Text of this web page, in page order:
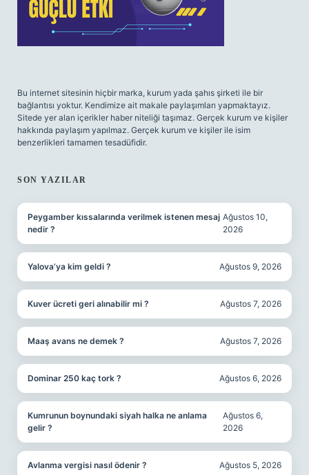
Bu internet sitesinin hiçbir marka, kurum yada şahıs şirketi ile bir
bağlantısı yoktur. Kendimize ait makale paylaşımları yapmaktayız.
Sitede yer alan içerikler haber niteliği taşımaz. Gerçek kurum ve kişiler
hakkında paylaşım yapılmaz. Gerçek kurum ve kişiler ile isim
benzerlikleri tamamen tesadüfidir.
SON YAZILAR
Peygamber kıssalarında verilmek istenen mesaj
nedir ?
Ağustos 10,
2026
Yalova’ya kim geldi ? Ağustos 9, 2026
Kuver ücreti geri alınabilir mi ? Ağustos 7, 2026
Maaş avans ne demek ? Ağustos 7, 2026
Dominar 250 kaç tork ? Ağustos 6, 2026
Kumrunun boynundaki siyah halka ne anlama
gelir ?
Ağustos 6,
2026
Avlanma vergisi nasıl ödenir ? Ağustos 5, 2026